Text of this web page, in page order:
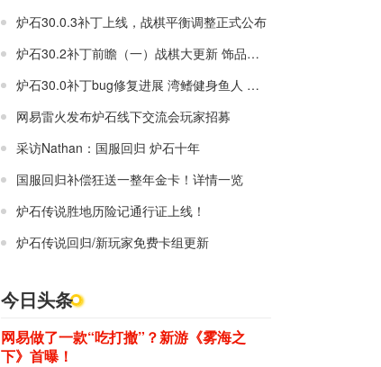
炉石30.0.3补丁上线，战棋平衡调整正式公布
炉石30.2补丁前瞻（一）战棋大更新 饰品机制 退环境及更多
炉石30.0补丁bug修复进展 湾鳍健身鱼人 悠闲的曲奇
网易雷火发布炉石线下交流会玩家招募
采访Nathan：国服回归 炉石十年
国服回归补偿狂送一整年金卡！详情一览
炉石传说胜地历险记通行证上线！
炉石传说回归/新玩家免费卡组更新
今日头条
网易做了一款“吃打撤”？新游《雾海之
下》首曝！